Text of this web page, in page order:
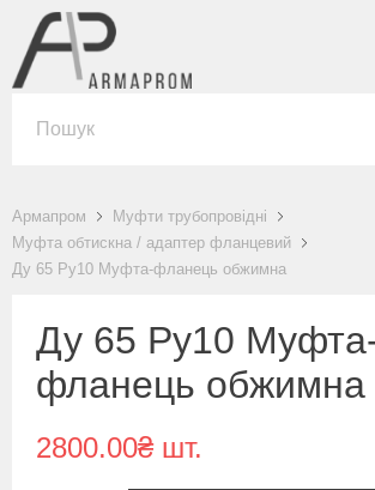
Армапром
Муфти трубопровідні
Муфта обтискна / адаптер фланцевий
Ду 65 Ру10 Муфта-фланець обжимна
Ду 65 Ру10
фланець обжимна
2800.00₴ шт.